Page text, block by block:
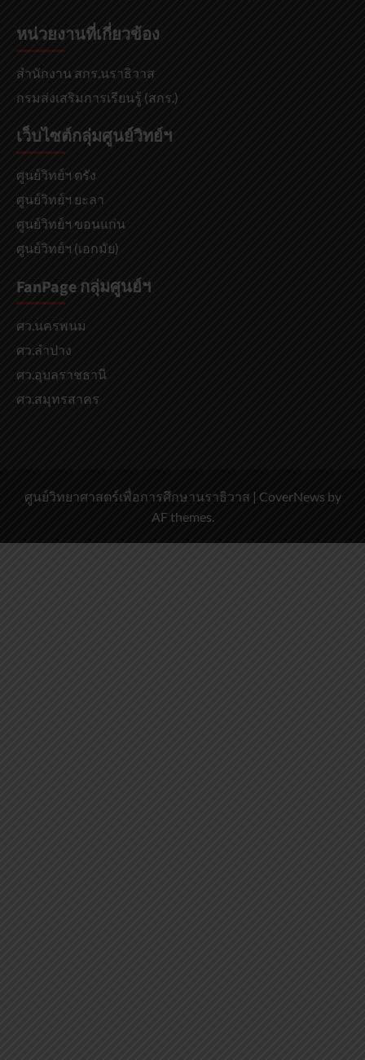
หน่วยงานที่เกี่ยวข้อง
สำนักงาน สกร.นราธิวาส
กรมส่งเสริมการเรียนรู้ (สกร.)
เว็บไซต์กลุ่มศูนย์วิทย์ฯ
ศูนย์วิทย์ฯ ตรัง
ศูนย์วิทย์ฯ ยะลา
ศูนย์วิทย์ฯ ขอนแก่น
ศูนย์วิทย์ฯ (เอกมัย)
FanPage กลุ่มศูนย์ฯ
ศว.นครพนม
ศว.ลำปาง
ศว.อุบลราชธานี
ศว.สมุทรสาคร
ศูนย์วิทยาศาสตร์เพื่อการศึกษานราธิวาส | CoverNews by
AF themes.